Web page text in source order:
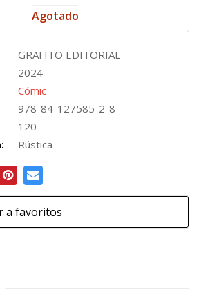
Agotado
GRAFITO EDITORIAL
2024
Cómic
978-84-127585-2-8
120
Rústica
a favoritos